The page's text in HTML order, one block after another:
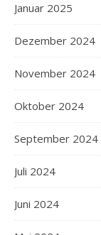
Januar 2025
Dezember 2024
November 2024
Oktober 2024
September 2024
Juli 2024
Juni 2024